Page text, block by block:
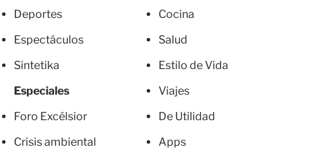
Deportes
Espectáculos
Sintetika
Especiales
Foro Excélsior
Crisis ambiental
Cocina
Salud
Estilo de Vida
Viajes
De Utilidad
Apps